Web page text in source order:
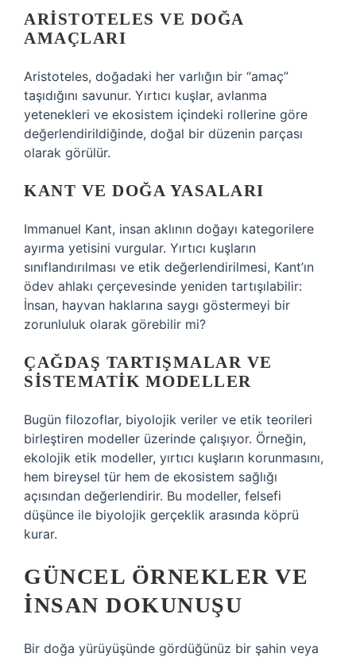
ARISTOTELES VE DOĞA
AMAÇLARI
Aristoteles, doğadaki her varlığın bir “amaç”
taşıdığını savunur. Yırtıcı kuşlar, avlanma
yetenekleri ve ekosistem içindeki rollerine göre
değerlendirildiğinde, doğal bir düzenin parçası
olarak görülür.
KANT VE DOĞA YASALARI
Immanuel Kant, insan aklının doğayı kategorilere
ayırma yetisini vurgular. Yırtıcı kuşların
sınıflandırılması ve etik değerlendirilmesi, Kant’ın
ödev ahlakı çerçevesinde yeniden tartışılabilir:
İnsan, hayvan haklarına saygı göstermeyi bir
zorunluluk olarak görebilir mi?
ÇAĞDAŞ TARTIŞMALAR VE
SISTEMATIK MODELLER
Bugün filozoflar, biyolojik veriler ve etik teorileri
birleştiren modeller üzerinde çalışıyor. Örneğin,
ekolojik etik modeller, yırtıcı kuşların korunmasını,
hem bireysel tür hem de ekosistem sağlığı
açısından değerlendirir. Bu modeller, felsefi
düşünce ile biyolojik gerçeklik arasında köprü
kurar.
GÜNCEL ÖRNEKLER VE
İNSAN DOKUNUŞU
Bir doğa yürüyüşünde gördüğünüz bir şahin veya